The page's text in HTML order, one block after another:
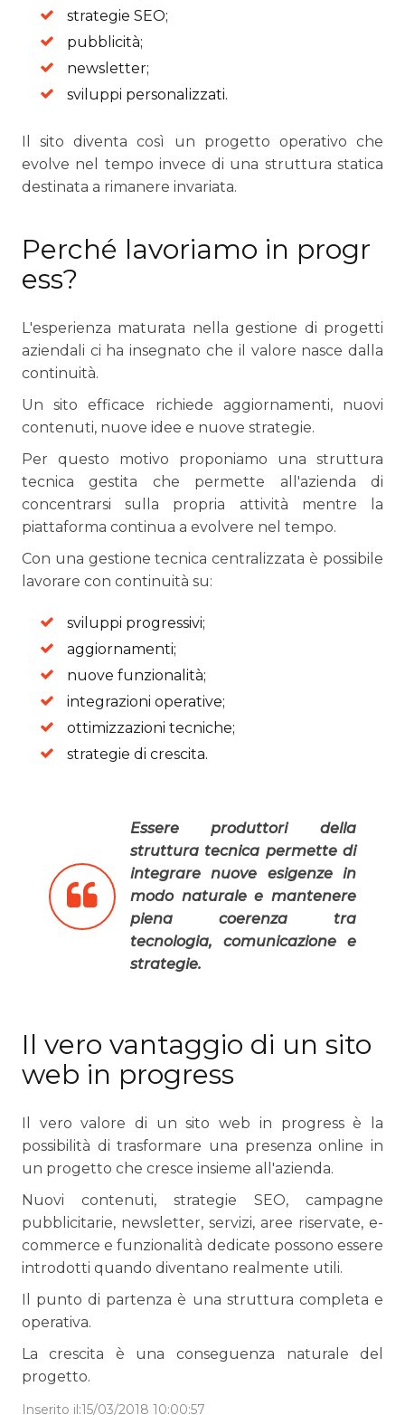
strategie SEO;
pubblicità;
newsletter;
sviluppi personalizzati.
Il sito diventa così un progetto operativo che
evolve nel tempo invece di una struttura statica
destinata a rimanere invariata.
Perché lavoriamo in progr
ess?
L'esperienza maturata nella gestione di progetti
aziendali ci ha insegnato che il valore nasce dalla
continuità.
Un sito efficace richiede aggiornamenti, nuovi
contenuti, nuove idee e nuove strategie.
Per questo motivo proponiamo una struttura
tecnica gestita che permette all'azienda di
concentrarsi sulla propria attività mentre la
piattaforma continua a evolvere nel tempo.
Con una gestione tecnica centralizzata è possibile
lavorare con continuità su:
sviluppi progressivi;
aggiornamenti;
nuove funzionalità;
integrazioni operative;
ottimizzazioni tecniche;
strategie di crescita.
Essere produttori della
struttura tecnica permette di
integrare nuove esigenze in
modo naturale e mantenere
piena coerenza tra
tecnologia, comunicazione e
strategie.
Il vero vantaggio di un sito
web in progress
Il vero valore di un sito web in progress è la
possibilità di trasformare una presenza online in
un progetto che cresce insieme all'azienda.
Nuovi contenuti, strategie SEO, campagne
pubblicitarie, newsletter, servizi, aree riservate, e-
commerce e funzionalità dedicate possono essere
introdotti quando diventano realmente utili.
Il punto di partenza è una struttura completa e
operativa.
La crescita è una conseguenza naturale del
progetto.
Inserito il:15/03/2018 10:00:57